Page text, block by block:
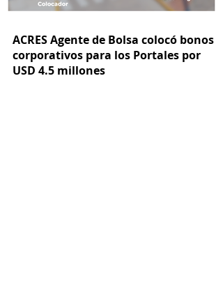
ACRES Agente de Bolsa colocó bonos
corporativos para los Portales por
USD 4.5 millones